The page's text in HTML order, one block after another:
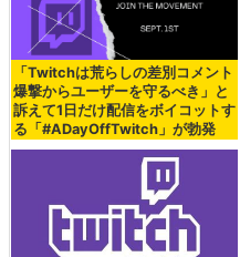
「Twitchは荒らしの差別コメント
爆撃からユーザーを守るべき」と
訴えて1日だけ配信をボイコットす
る「#ADayOffTwitch」が勃発